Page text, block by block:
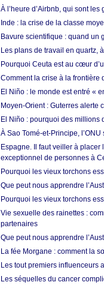
À l’heure d’Airbnb, qui sont
Inde : la crise de la classe
Bavure scientifique : quand un
Les plans de travail en quartz,
Pourquoi Ceuta est au cœur
Comment la crise à la frontière
El Niño : le monde est entré «
Moyen-Orient : Guterres alerte
El Niño : pourquoi des millions
À Sao Tomé-et-Principe,
Espagne. Il faut veiller à
exceptionnel de personnes à
Pourquoi les vieux torchons
Que peut nous apprendre
Pourquoi les vieux torchons
Vie sexuelle des rainettes :
partenaires
Que peut nous apprendre
La fée Morgane : comment la
Les tout premiers influenceurs
Les séquelles du cancer